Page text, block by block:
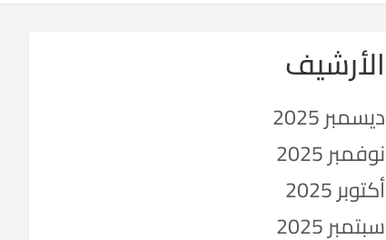
الأرشيف
ديسمبر 2025
نوفمبر 2025
أكتوبر 2025
سبتمبر 2025